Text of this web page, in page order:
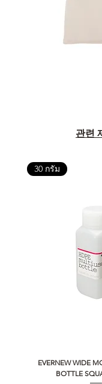
관련
30 กรัม
EVERNEW WIDE
BOTTLE